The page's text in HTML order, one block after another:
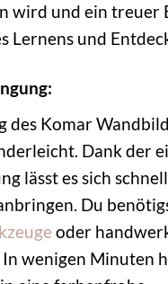
wird und ein treuer
Lernens und
des Komar
Dank der
lässt es sich
Du
oder
wenigen Minuten